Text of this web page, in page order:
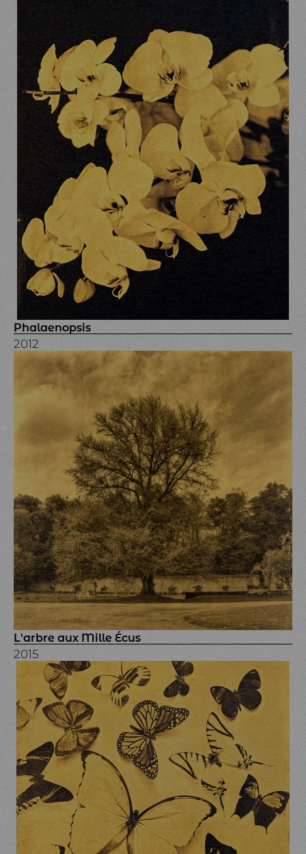
Phalaenopsis
2012
L'arbre aux Mille Écus
2015